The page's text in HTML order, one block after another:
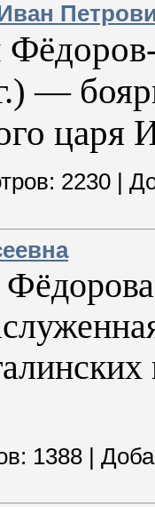
—
царя
2230
1388